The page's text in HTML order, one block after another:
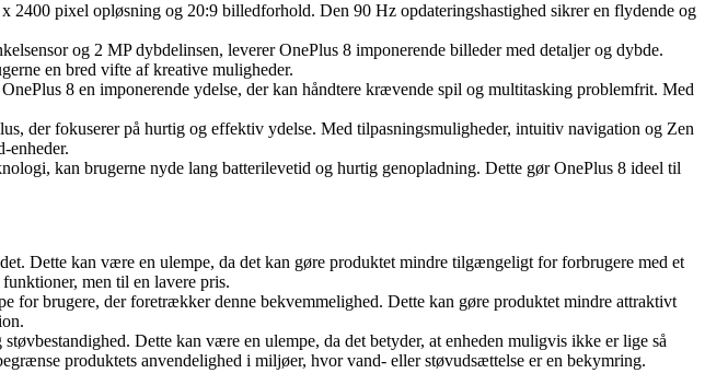
pixel opløsning og 20:9 billedforhold. Den 90 Hz opdateringshastighed sikrer en flydende og
og 2 MP dybdelinsen, leverer OnePlus 8 imponerende billeder med detaljer og dybde.
en bred vifte af kreative muligheder.
8 en imponerende ydelse, der kan håndtere krævende spil og multitasking problemfrit. Med
der fokuserer på hurtig og effektiv ydelse. Med tilpasningsmuligheder, intuitiv navigation og Zen
enheder.
kan brugerne nyde lang batterilevetid og hurtig genopladning. Dette gør OnePlus 8 ideel til
Dette kan være en ulempe, da det kan gøre produktet mindre tilgængeligt for forbrugere med et
men til en lavere pris.
brugere, der foretrækker denne bekvemmelighed. Dette kan gøre produktet mindre attraktivt
Dette kan være en ulempe, da det betyder, at enheden muligvis ikke er lige så
produktets anvendelighed i miljøer, hvor vand- eller støvudsættelse er en bekymring.